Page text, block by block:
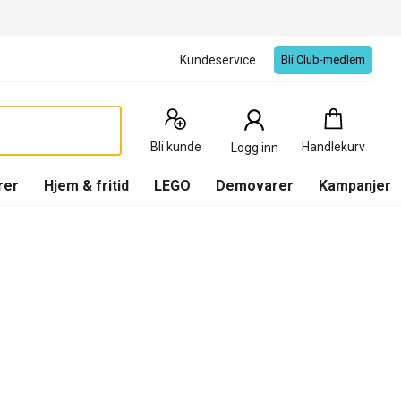
Kundeservice Bli Club-medlem
Bli kunde Logg inn Handlekurv
Handlekurv
0
Produkter
Hjem & fritid LEGO Demovarer Kampanjer